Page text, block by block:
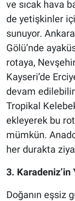
ve sıcak hava
de yetişkinler
sunuyor.
Gölü’nde
rotaya,
Kayseri’de
devam
Tropikal
ekleyerek bu
mümkün.
her durakta
3. Karadeniz’in
Doğanın eşsiz